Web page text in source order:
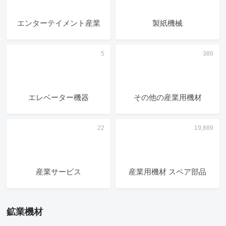
エンターテイメント産業 製紙機械
エレベーター機器 その他の産業用機材
産業サービス 産業用機材 スペア部品
鉱業機材